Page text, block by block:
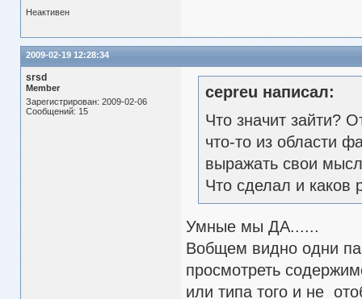
Неактивен
2009-02-19 12:28:34
srsd
Member
Зарегистрирован: 2009-02-06
Сообщений: 15
cepreu написал:
Что значит зайти?
что-то из области
выражать свои
Что сделал и каков
Умные мы ДА......
Вобщем видно одни
просмотреть
или типа того и не